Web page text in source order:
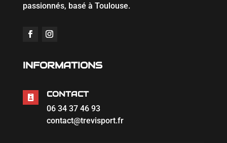
passionnés, basé à Toulouse.
INFORMATIONS

CONTACT
06 34 37 46 93
contact@trevisport.fr